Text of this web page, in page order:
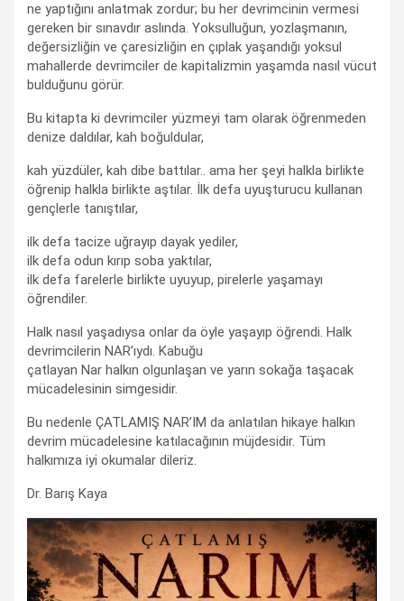
ne yaptığını anlatmak zordur; bu her devrimcinin vermesi
gereken bir sınavdır aslında. Yoksulluğun, yozlaşmanın,
değersizliğin ve çaresizliğin en çıplak yaşandığı yoksul
mahallerde devrimciler de kapitalizmin yaşamda nasıl vücut
bulduğunu görür.
Bu kitapta ki devrimciler yüzmeyi tam olarak öğrenmeden
denize daldılar, kah boğuldular,
kah yüzdüler, kah dibe battılar.. ama her şeyi halkla birlikte
öğrenip halkla birlikte aştılar. İlk defa uyuşturucu kullanan
gençlerle tanıştılar,
ilk defa tacize uğrayıp dayak yediler,
ilk defa odun kırıp soba yaktılar,
ilk defa farelerle birlikte uyuyup, pirelerle yaşamayı
öğrendiler.
Halk nasıl yaşadıysa onlar da öyle yaşayıp öğrendi. Halk
devrimcilerin NAR’ıydı. Kabuğu
çatlayan Nar halkın olgunlaşan ve yarın sokağa taşacak
mücadelesinin simgesidir.
Bu nedenle ÇATLAMIŞ NAR’IM da anlatılan hikaye halkın
devrim mücadelesine katılacağının müjdesidir. Tüm
halkımıza iyi okumalar dileriz.
Dr. Barış Kaya